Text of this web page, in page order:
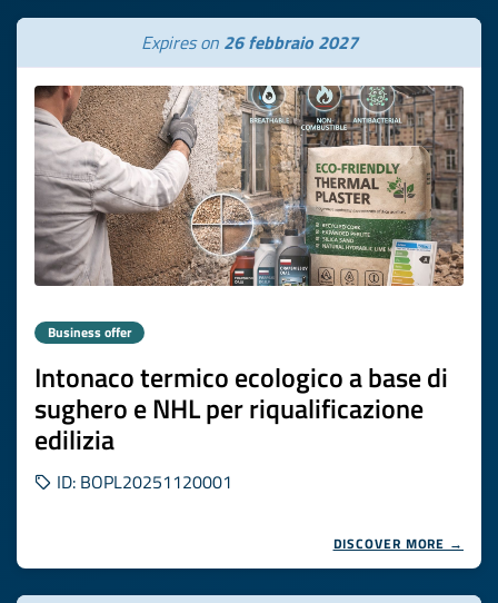
Expires on 26 febbraio 2027
Business offer
Intonaco termico ecologico a base di
sughero e NHL per riqualificazione
edilizia
ID: BOPL20251120001
DISCOVER MORE →